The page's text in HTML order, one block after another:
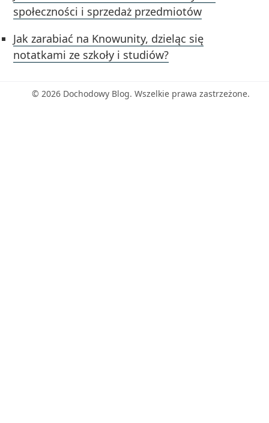
społeczności i sprzedaż przedmiotów
Jak zarabiać na Knowunity, dzieląc się
notatkami ze szkoły i studiów?
© 2026 Dochodowy Blog. Wszelkie prawa zastrzeżone.